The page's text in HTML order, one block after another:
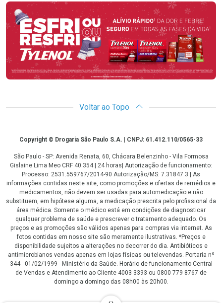
Promoção em Destaque
Voltar ao Topo
CopyrightCopyright © Drogaria São Paulo S.A. | CNPJ: 61.412.110/0565-33
São Paulo - SP: Avenida Renata, 60, Chácara Belenzinho - Vila Formosa
Gislaine Lima Meo CRF 40.354 | 24 horas| Autorização de funcionamento:
Processo: 2531.559767/2014-90 Autorização/MS: 7.31847.3 | As
informações contidas neste site, como promoções e ofertas de remédios e
medicamentos, não devem ser usadas para automedicação e não
substituem, em hipótese alguma, a medicação prescrita pelo profissional da
área médica. Somente o médico está em condições de diagnosticar
qualquer problema de saúde e prescrever o tratamento adequado. Os
preços e as promoções são válidos apenas para compras via internet. As
fotos contidas em nosso site são meramente ilustrativas. *Preços e
disponibilidade sujeitos a alterações no decorrer do dia. Antibióticos e
antimicrobianos vendas apenas em lojas físicas ou televendas. Portaria nº
344 - 01/02/1999 - Ministério da Saúde. Horário de funcionamento Central
de Vendas e Atendimento ao Cliente 4003 3393 ou 0800 779 8767 de
domingo a domingo das 08h00 às 20h00.
LGPD Aceite os Cookies